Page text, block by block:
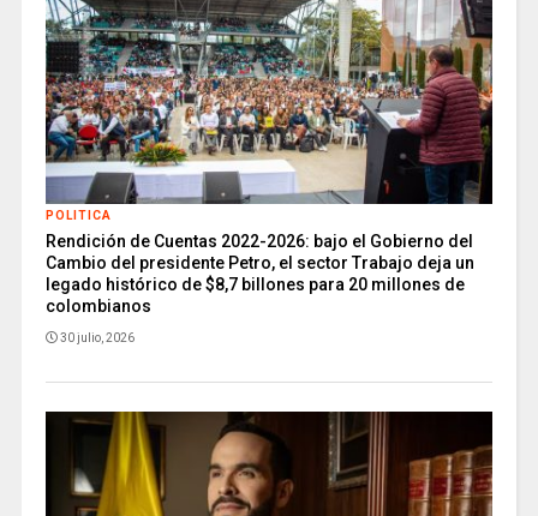
POLITICA
Rendición de Cuentas 2022-2026: bajo el Gobierno del
Cambio del presidente Petro, el sector Trabajo deja un
legado histórico de $8,7 billones para 20 millones de
colombianos
30 julio, 2026